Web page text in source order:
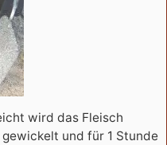
wird das Fleisch
und für 1 Stunde